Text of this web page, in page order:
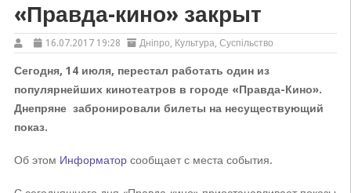
«Правда-кино» закрыт
16.07.2017 19:28 Дніпро, Культура, Суспільство
Сегодня, 14 июля, перестал работать один из
популярнейших кинотеатров в городе «Правда-Кино».
Днепряне забронировали билеты на несуществующий
показ.
Об этом Информаторсообщает с места события.